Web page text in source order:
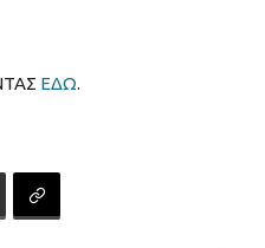
ΕΔΩ.